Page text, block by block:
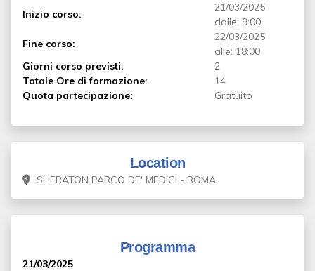
Inizio corso:
21/03/2025
dalle: 9:00
Fine corso:
22/03/2025
alle: 18:00
Giorni corso previsti:
2
Totale Ore di formazione:
14
Quota partecipazione:
Gratuito
Location
SHERATON PARCO DE' MEDICI - ROMA,
Programma
21/03/2025